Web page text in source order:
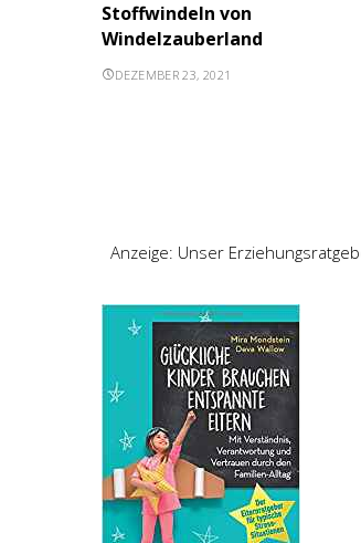
Stoffwindeln von
Windelzauberland
DEZEMBER 23, 2021
Anzeige: Unser